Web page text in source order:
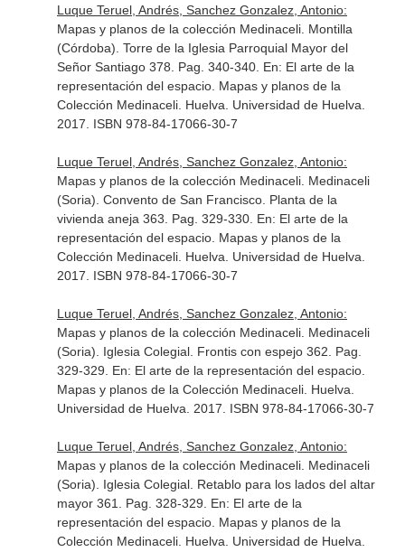
Luque Teruel, Andrés, Sanchez Gonzalez, Antonio:
Mapas y planos de la colección Medinaceli. Montilla
(Córdoba). Torre de la Iglesia Parroquial Mayor del
Señor Santiago 378. Pag. 340-340. En: El arte de la
representación del espacio. Mapas y planos de la
Colección Medinaceli. Huelva. Universidad de Huelva.
2017. ISBN 978-84-17066-30-7
Luque Teruel, Andrés, Sanchez Gonzalez, Antonio:
Mapas y planos de la colección Medinaceli. Medinaceli
(Soria). Convento de San Francisco. Planta de la
vivienda aneja 363. Pag. 329-330. En: El arte de la
representación del espacio. Mapas y planos de la
Colección Medinaceli. Huelva. Universidad de Huelva.
2017. ISBN 978-84-17066-30-7
Luque Teruel, Andrés, Sanchez Gonzalez, Antonio:
Mapas y planos de la colección Medinaceli. Medinaceli
(Soria). Iglesia Colegial. Frontis con espejo 362. Pag.
329-329. En: El arte de la representación del espacio.
Mapas y planos de la Colección Medinaceli. Huelva.
Universidad de Huelva. 2017. ISBN 978-84-17066-30-7
Luque Teruel, Andrés, Sanchez Gonzalez, Antonio:
Mapas y planos de la colección Medinaceli. Medinaceli
(Soria). Iglesia Colegial. Retablo para los lados del altar
mayor 361. Pag. 328-329. En: El arte de la
representación del espacio. Mapas y planos de la
Colección Medinaceli. Huelva. Universidad de Huelva.